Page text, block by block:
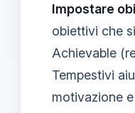
Impostare
obiettivi che
Achievable
Tempestivi
motivazione